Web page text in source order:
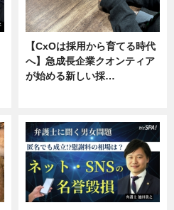
【CxOは採用から育てる時代
へ】急成長企業クオンティア
が始める新しい採…